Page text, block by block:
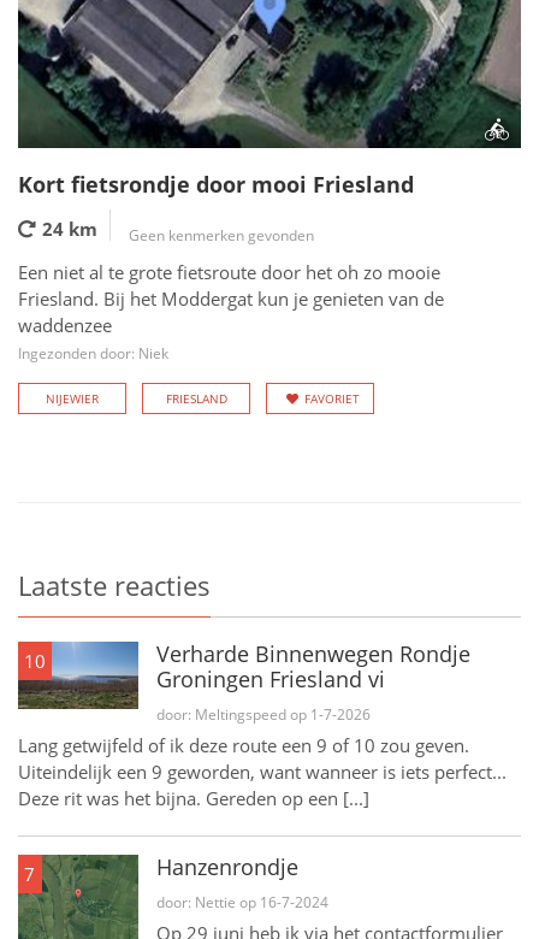
Kort fietsrondje door mooi Friesland
24 km Geen kenmerken gevonden
Een niet al te grote fietsroute door het oh zo mooie
Friesland. Bij het Moddergat kun je genieten van de
waddenzee
Ingezonden door: Niek
NIJEWIER FRIESLAND FAVORIET
Laatste reacties
10
Verharde Binnenwegen Rondje
Groningen Friesland vi
door: Meltingspeed op 1-7-2026
Lang getwijfeld of ik deze route een 9 of 10 zou geven.
Uiteindelijk een 9 geworden, want wanneer is iets perfect...
Deze rit was het bijna. Gereden op een [...]
7 Hanzenrondje
door: Nettie op 16-7-2024
Op 29 juni heb ik via het contactformulier